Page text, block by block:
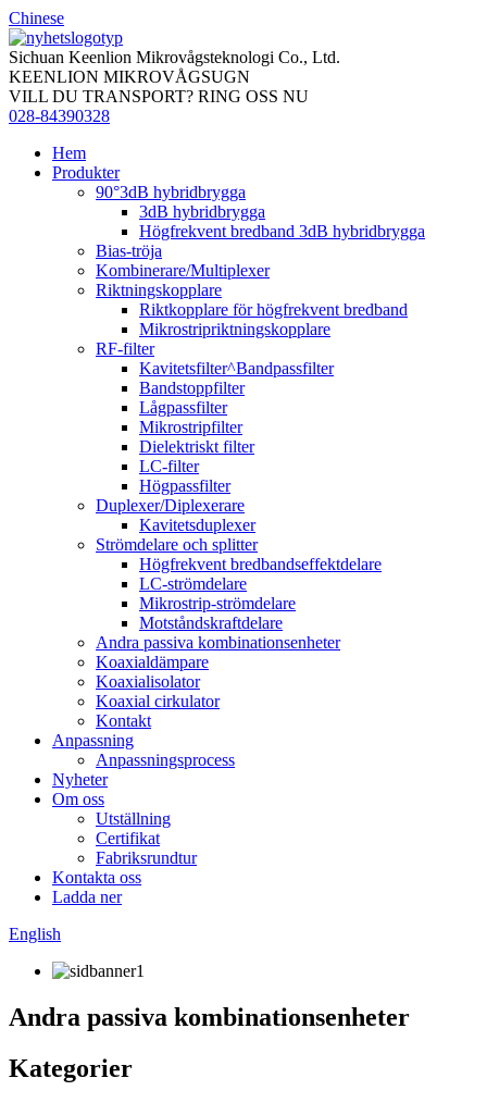
Chinese
Sichuan Keenlion Mikrovågsteknologi Co., Ltd.
KEENLION MIKROVÅGSUGN
VILL DU TRANSPORT? RING OSS NU
028-84390328
Hem
Produkter
90°3dB hybridbrygga
3dB hybridbrygga
Högfrekvent bredband 3dB hybridbrygga
Bias-tröja
Kombinerare/Multiplexer
Riktningskopplare
Riktkopplare för högfrekvent bredband
Mikrostripriktningskopplare
RF-filter
Kavitetsfilter^Bandpassfilter
Bandstoppfilter
Lågpassfilter
Mikrostripfilter
Dielektriskt filter
LC-filter
Högpassfilter
Duplexer/Diplexerare
Kavitetsduplexer
Strömdelare och splitter
Högfrekvent bredbandseffektdelare
LC-strömdelare
Mikrostrip-strömdelare
Motståndskraftdelare
Andra passiva kombinationsenheter
Koaxialdämpare
Koaxialisolator
Koaxial cirkulator
Kontakt
Anpassning
Anpassningsprocess
Nyheter
Om oss
Utställning
Certifikat
Fabriksrundtur
Kontakta oss
Ladda ner
English
Andra passiva kombinationsenheter
Kategorier